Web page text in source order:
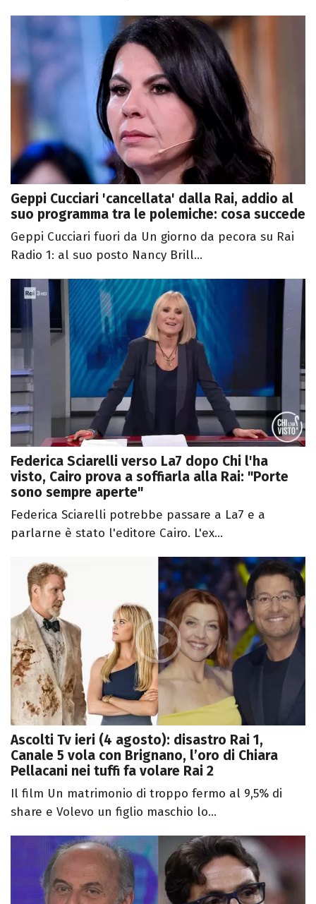
Geppi Cucciari 'cancellata' dalla Rai, addio al
suo programma tra le polemiche: cosa succede
Geppi Cucciari fuori da Un giorno da pecora su Rai
Radio 1: al suo posto Nancy Brill...
Federica Sciarelli verso La7 dopo Chi l'ha
visto, Cairo prova a soffiarla alla Rai: "Porte
sono sempre aperte"
Federica Sciarelli potrebbe passare a La7 e a
parlarne è stato l'editore Cairo. L'ex...
Ascolti Tv ieri (4 agosto): disastro Rai 1,
Canale 5 vola con Brignano, l’oro di Chiara
Pellacani nei tuffi fa volare Rai 2
Il film Un matrimonio di troppo fermo al 9,5% di
share e Volevo un figlio maschio lo...